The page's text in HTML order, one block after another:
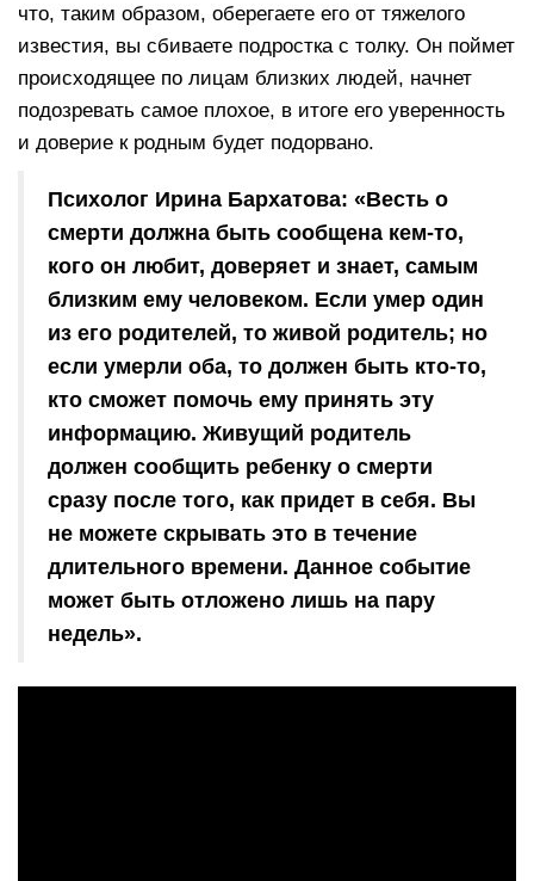
что, таким образом, оберегаете его от тяжелого
известия, вы сбиваете подростка с толку. Он поймет
происходящее по лицам близких людей, начнет
подозревать самое плохое, в итоге его уверенность
и доверие к родным будет подорвано.
Психолог Ирина Бархатова: «Весть о
смерти должна быть сообщена кем-то,
кого он любит, доверяет и знает, самым
близким ему человеком. Если умер один
из его родителей, то живой родитель; но
если умерли оба, то должен быть кто-то,
кто сможет помочь ему принять эту
информацию. Живущий родитель
должен сообщить ребенку о смерти
сразу после того, как придет в себя. Вы
не можете скрывать это в течение
длительного времени. Данное событие
может быть отложено лишь на пару
недель».